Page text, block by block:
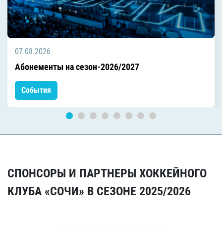
07.08.2026
Абонементы на сезон-2026/2027
События
СПОНСОРЫ И ПАРТНЕРЫ ХОККЕЙНОГО
КЛУБА «СОЧИ» В СЕЗОНЕ 2025/2026